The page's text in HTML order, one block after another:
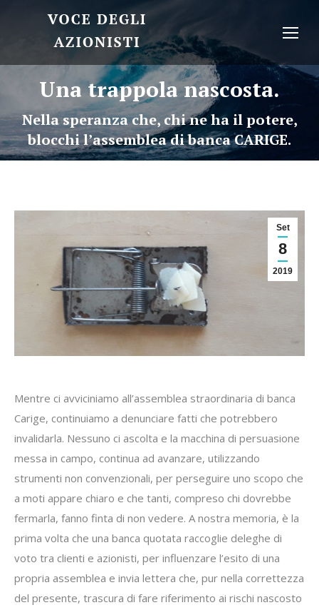
Una trappola nascosta.
Nella speranza che, chi ne ha il potere,
blocchi l’assemblea di banca CARIGE.
Set
8
2019
Mentre ci avviciniamo all’assemblea straordinaria di banca
Carige, continuiamo a denunciare fatti che potrebbero
invalidarla. Nessuno ci ascolta e la macchina di persuasione
messa in campo, continua ad avanzare, utilizzando
strumenti non convenzionali, per perseguire uno scopo che
a moti appare chiaro e che tanti, compreso chi dovrebbe
fermarla, fanno finta di non vedere. A nostra memoria, è la
prima volta che una banca quotata raccoglie deleghe di
voto tra clienti e azionisti, per influenzare l’esito di una
propria assemblea e invia lettera che, pur nella correttezza
del presente, trascura di fare riferimento ai rischi nascosto